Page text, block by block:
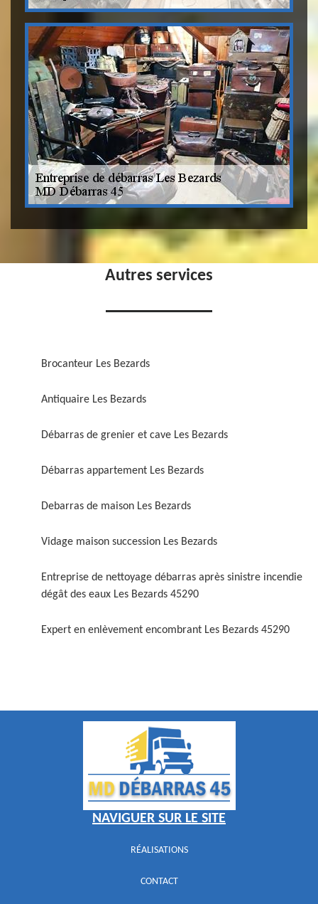
Autres services
Brocanteur Les Bezards
Antiquaire Les Bezards
Débarras de grenier et cave Les Bezards
Débarras appartement Les Bezards
Debarras de maison Les Bezards
Vidage maison succession Les Bezards
Entreprise de nettoyage débarras après sinistre incendie
dégât des eaux Les Bezards 45290
Expert en enlèvement encombrant Les Bezards 45290
NAVIGUER SUR LE SITE
RÉALISATIONS
CONTACT